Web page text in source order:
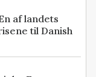
af landets
til Danish